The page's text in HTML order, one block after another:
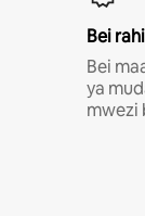
Bei
Bei
ya
mwezi